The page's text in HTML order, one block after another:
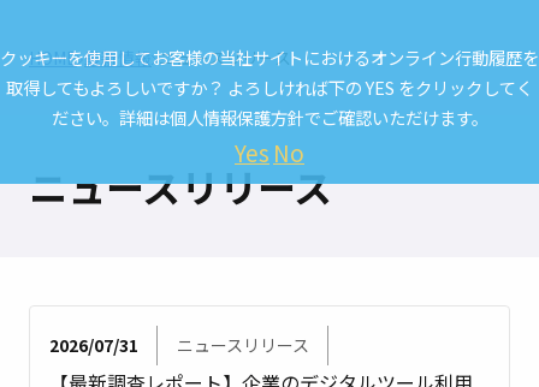
HOME 最新情報 ニュースリリース
ニュースリリース
2026/07/31 ニュースリリース
クッキーを使用してお客様の当社サイトにおけるオンライン行動履歴を
取得してもよろしいですか？ よろしければ下の YES をクリックしてく
ださい。詳細は個人情報保護方針でご確認いただけます。
Yes No